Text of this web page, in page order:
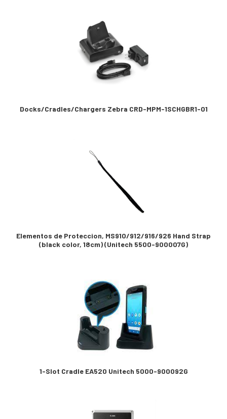
Docks/Cradles/Chargers Zebra CRD-MPM-1SCHGBR1-01
Elementos de Proteccion, MS910/912/916/926 Hand Strap
(black color, 18cm) (Unitech 5500-900007G)
1-Slot Cradle EA520 Unitech 5000-900092G